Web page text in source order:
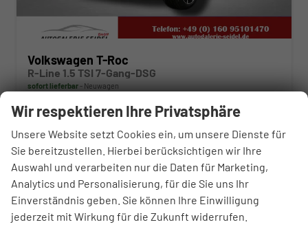
Volkswagen T-Roc
R-Line 1.5 TSI 7-Gang-DSG
sofort lieferbar Neuwagen
Fahrzeugnr. 118862 Getriebe Automatik
Kraftstoff Benzin Außenfarbe Deep Black Perleffekt
Leistung 110 kW (150 PS) Kilometerstand 50 km
05.05.2026
33.690,– €
incl. 19% MwSt.
Verbrauch kombiniert:6,40 l/100km
Wir respektieren Ihre Privatsphäre
Unsere Website setzt Cookies ein, um unsere Dienste für
Sie bereitzustellen. Hierbei berücksichtigen wir Ihre
Auswahl und verarbeiten nur die Daten für Marketing,
Analytics und Personalisierung, für die Sie uns Ihr
Einverständnis geben. Sie können Ihre Einwilligung
jederzeit mit Wirkung für die Zukunft widerrufen.